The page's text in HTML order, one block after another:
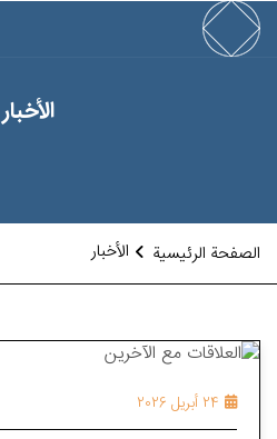
الأخبار
الصفحة الرئيسية الأخبار
24 أبريل 2026